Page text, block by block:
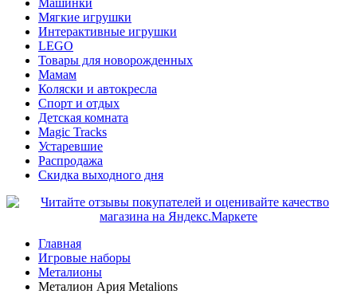
Машинки
Мягкие игрушки
Интерактивные игрушки
LEGO
Товары для новорожденных
Мамам
Коляски и автокресла
Спорт и отдых
Детская комната
Magic Tracks
Устаревшие
Распродажа
Скидка выходного дня
Главная
Игровые наборы
Металионы
Металион Ария Metalions